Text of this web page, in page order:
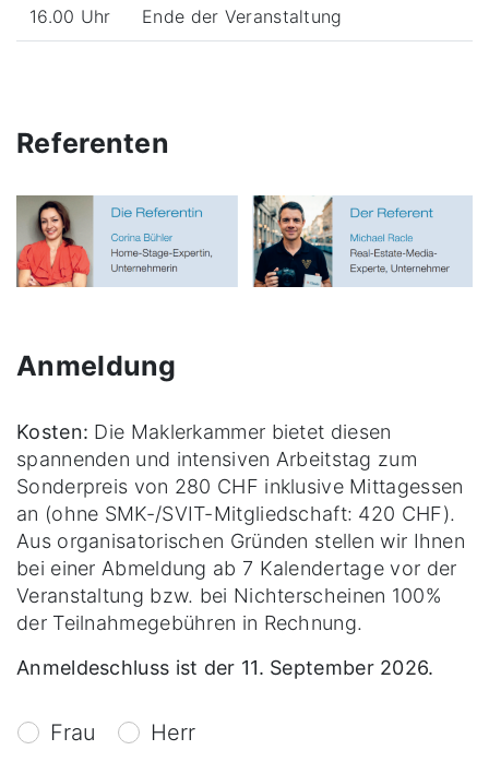
16.00 Uhr Ende der Veranstaltung
Referenten
Anmeldung
Kosten: Die Maklerkammer bietet diesen
spannenden und intensiven Arbeitstag zum
Sonderpreis von 280 CHF inklusive Mittagessen
an (ohne SMK-/SVIT-Mitgliedschaft: 420 CHF).
Aus organisatorischen Gründen stellen wir Ihnen
bei einer Abmeldung ab 7 Kalendertage vor der
Veranstaltung bzw. bei Nichterscheinen 100%
der Teilnahmegebühren in Rechnung.
Anmeldeschluss ist der 11. September 2026.
A
Frau Herr